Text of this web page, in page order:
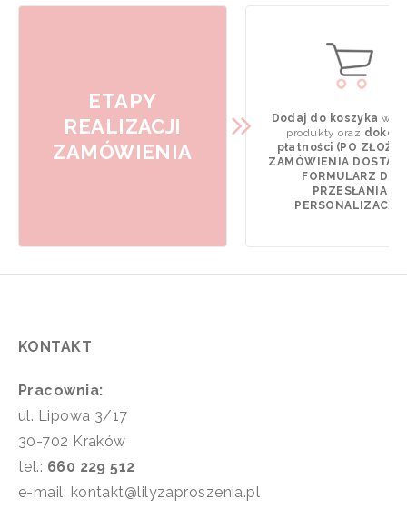
ETAPY
REALIZACJI
ZAMÓWIENIA
Dodaj do koszyka
produkty oraz
płatności (PO
ZAMÓWIENIA
FORMULARZ DO
PRZESŁANIA
PERSONALIZACJI).
KONTAKT
Pracownia:
ul. Lipowa 3/17
30-702 Kraków
tel.: 660 229 512
e-mail: kontakt@lilyzaproszenia.pl